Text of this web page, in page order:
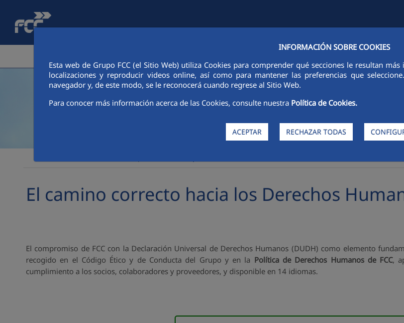
Saltar al contenido principal
INFORMACIÓN SOBRE COOKIES
Esta web de Grupo FCC (el Sitio Web) utiliza Cookies para comprender qué secciones le resultan
localizaciones y reproducir videos online, así como para mantener las preferencias que
navegador y, de este modo, se le reconocerá cuando regrese al Sitio Web.
Para conocer más información acerca de las Cookies, consulte nuestra Política de Cookies.
ACEPTAR RECHAZAR TODAS
El camino correcto hacia los Derechos
El compromiso de FCC con la Declaración Universal de Derechos Humanos (DUDH) como elemento
recogido en el Código Ético y de Conducta del Grupo y en la Política de Derechos Humanos de FCC,
cumplimiento a los socios, colaboradores y proveedores, y disponible en 14 idiomas.